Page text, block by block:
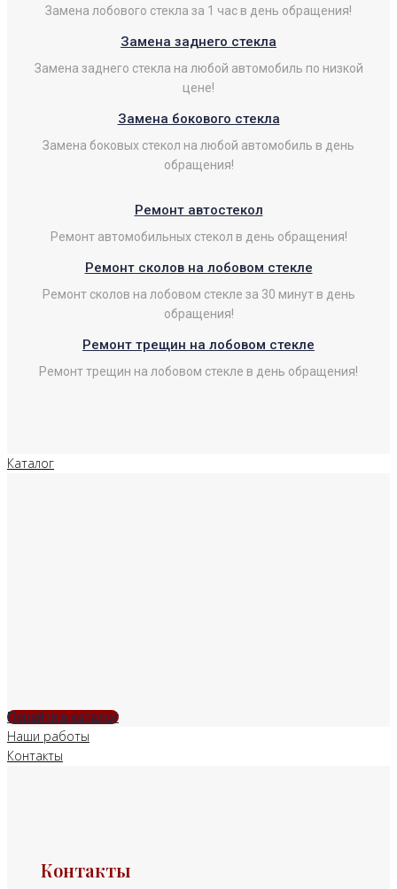
Замена лобового стекла за 1 час в день обращения!
Замена заднего стекла
Замена заднего стекла на любой автомобиль по низкой
цене!
Замена бокового стекла
Замена боковых стекол на любой автомобиль в день
обращения!
Ремонт автостекол
Ремонт автомобильных стекол в день обращения!
Ремонт сколов на лобовом стекле
Ремонт сколов на лобовом стекле за 30 минут в день
обращения!
Ремонт трещин на лобовом стекле
Ремонт трещин на лобовом стекле в день обращения!
Каталог
Перейти в каталог
Наши работы
Контакты
Контакты